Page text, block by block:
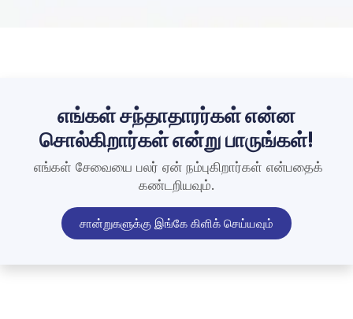
எங்கள் சந்தாதாரர்கள் என்ன
சொல்கிறார்கள் என்று பாருங்கள்!
எங்கள் சேவையை பலர் ஏன் நம்புகிறார்கள் என்பதைக்
கண்டறியவும்.
சான்றுகளுக்கு இங்கே கிளிக் செய்யவும்